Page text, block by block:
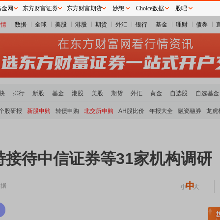
数据 全球 美股 港股 期货 外汇 银行 基金 理财 债券
排行 新股 基金 港股 美股 期货 外汇 黄金 自选股 自选基金
股研报 新股申购 转债申购 北交所申购 AH股比价 年报大全 融资融券 龙虎
待中信证券等31家机构调研
土板块领涨 A股估值分析全览
网 东方财富证券 东方财富期货 妙想 Choice数据 股吧